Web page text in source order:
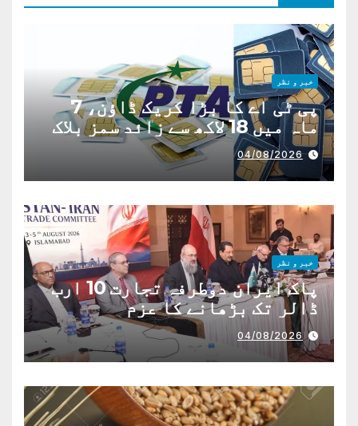
خبر و نظر
پی ٹی اے کا بڑا کریک ڈاؤن، 7
ماہ میں 18 لاکھ سے زائد سمز بلاک
04/08/2026
خبر و نظر
پاک ایران دوطرفہ تجارت 10 ارب
ڈالر تک بڑھانے کا عزم
04/08/2026